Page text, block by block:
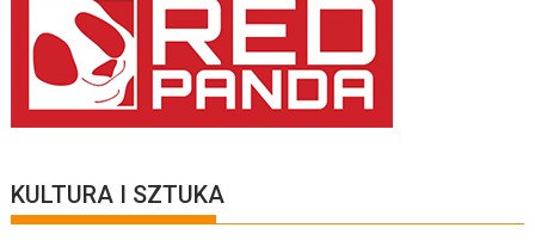
KULTURA I SZTUKA